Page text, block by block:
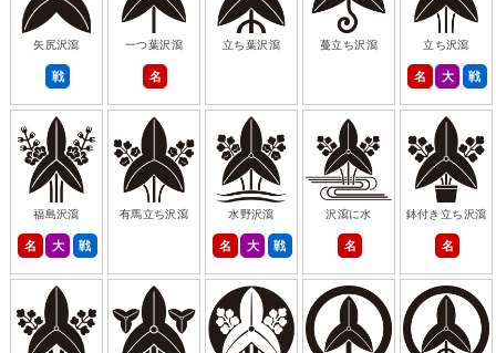
矢尻沢瀉
戦
一つ葉沢瀉
名
立ち葉沢瀉 蔓立ち沢瀉 立ち沢瀉
名 大 戦
福島沢瀉
名 大 戦
有馬立ち沢瀉 水野沢瀉
名 大 戦
沢瀉に水
名
鉢付き立ち沢瀉
名